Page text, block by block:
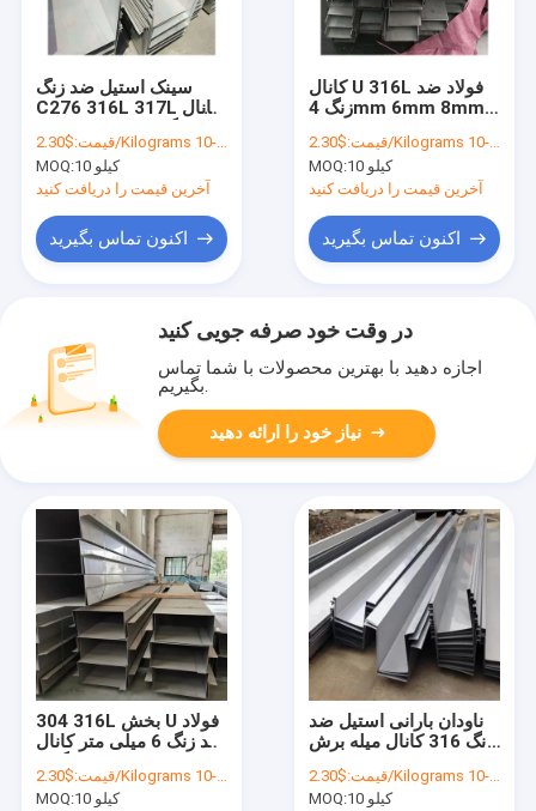
سینک استیل ضد زنگ
C276 316L 317L کانال
سایش 304L 321 قیمت:$2.30/Kilograms 10-100 Kilograms
MOQ:
10 کیلو
آخرین قیمت را دریافت کنید
اکنون تماس بگیرید
کانال U 316L فولاد ضد
زنگ 4mm 6mm 8mm
Channel SS 201 321
قیمت:$2.30/Kilograms 10-100 Kilograms
MOQ:
10 کیلو
آخرین قیمت را دریافت کنید
اکنون تماس بگیرید
در وقت خود صرفه جویی کنید
اجازه دهید با بهترین محصولات با شما تماس
بگیریم.
نیاز خود را ارائه دهید
304 316L بخش U فولاد
ضد زنگ 6 میلی متر کانال
قیمت:$2.30/Kilograms 10-100 Kilograms
MOQ:
10 کیلو
ناودان بارانی استیل ضد
زنگ 316 کانال میله برش
قیمت:$2.30/Kilograms 10-100 Kilograms
MOQ:
10 کیلو